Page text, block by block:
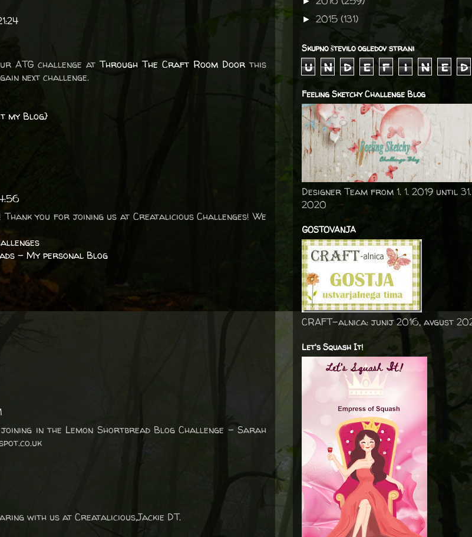
ATG challenge atThrough The Craft Room Door this
next challenge.
my Blog}
you for joining us at Creatalicious Challenges! We
– My personal Blog
in the Lemon Shortbread Blog Challenge – Sarah
with us at Creatalicious,Jackie DT.
► 2015 (131)
Skupno število ogledov strani
u n d e f i n e d
Feeling Sketchy Challenge Blog
Designer Team from 1. 1. 2019 until
2020
GOSTOVANJA
CRAFT-alnica: junij 2016, avgust
Let's Squash It!